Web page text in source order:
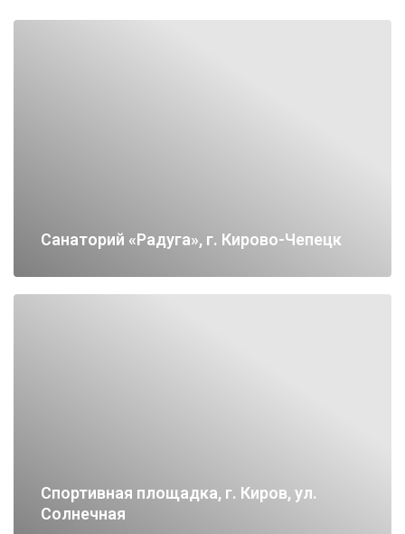
Cанаторий «Радуга», г. Кирово-Чепецк
Спортивная площадка, г. Киров, ул.
Солнечная